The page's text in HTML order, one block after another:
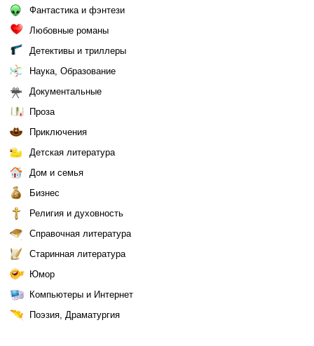
Фантастика и фэнтези
Любовные романы
Детективы и триллеры
Наука, Образование
Документальные
Проза
Приключения
Детская литература
Дом и семья
Бизнес
Религия и духовность
Справочная литература
Старинная литература
Юмор
Компьютеры и Интернет
Поэзия, Драматургия